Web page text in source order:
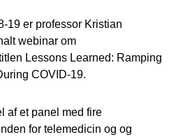
19 er professor Kristian
webinar om
Lessons Learned: Ramping
COVID-19.
af et panel med fire
for telemedicin og og